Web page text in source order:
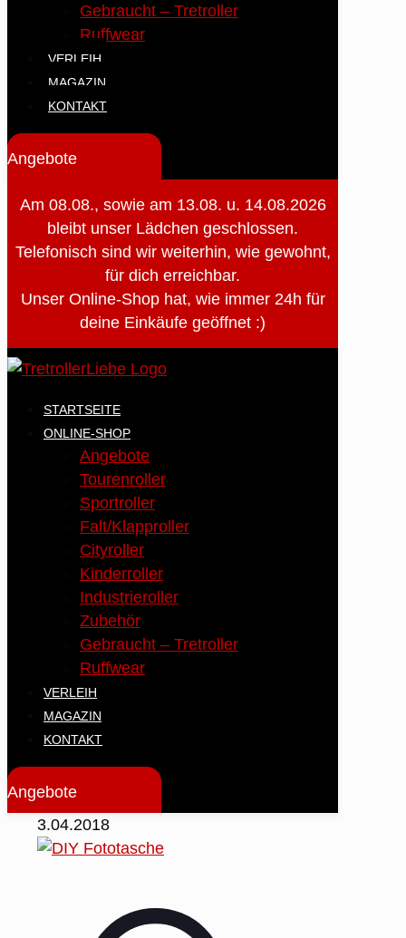
Gebraucht – Tretroller
Ruffwear
VERLEIH
MAGAZIN
KONTAKT
Angebote
Am 08.08., sowie am 13.08. u. 14.08.2026
bleibt unser Lädchen geschlossen.
Telefonisch sind wir weiterhin, wie gewohnt,
für dich erreichbar.
Unser Online-Shop hat, wie immer 24h für
deine Einkäufe geöffnet :)
STARTSEITE
ONLINE-SHOP
Angebote
Tourenroller
Sportroller
Falt/Klapproller
Cityroller
Kinderroller
Industrieroller
Zubehör
Gebraucht – Tretroller
Ruffwear
VERLEIH
MAGAZIN
KONTAKT
Angebote
3.04.2018